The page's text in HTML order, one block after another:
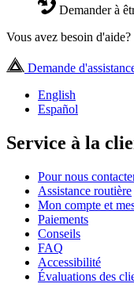
Demander à
Vous avez besoin d'aide?
Demande
English
Español
Service à la
Pour nous
Assistance routière
Mon compte et
Paiements
Conseils
FAQ
Accessibilité
Évaluations des